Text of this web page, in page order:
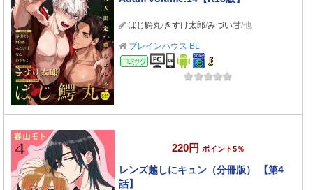
ばじ鰐丸/きすけ太郎/みづい甘/他
ブレインハウス BL
コミック
220円 ポイント5％
レンズ越しにキュン（分冊版） 【第4
話】